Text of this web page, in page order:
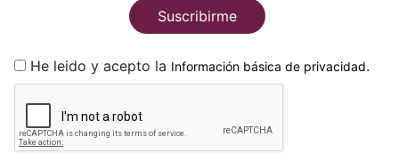
Suscribirme
He leido y acepto la Información básica de privacidad.